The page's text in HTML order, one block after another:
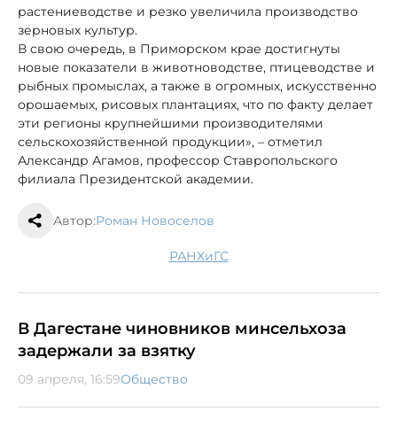
растениеводстве и резко увеличила производство
зерновых культур.
В свою очередь, в Приморском крае достигнуты
новые показатели в животноводстве, птицеводстве и
рыбных промыслах, а также в огромных, искусственно
орошаемых, рисовых плантациях, что по факту делает
эти регионы крупнейшими производителями
сельскохозяйственной продукции», – отметил
Александр Агамов, профессор Ставропольского
филиала Президентской академии.
Автор:Роман Новоселов
РАНХиГС
В Дагестане чиновников минсельхоза
задержали за взятку
09 апреля, 16:59Общество